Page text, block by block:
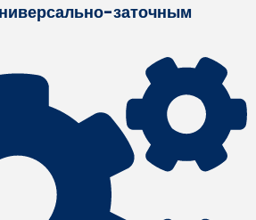
заточным